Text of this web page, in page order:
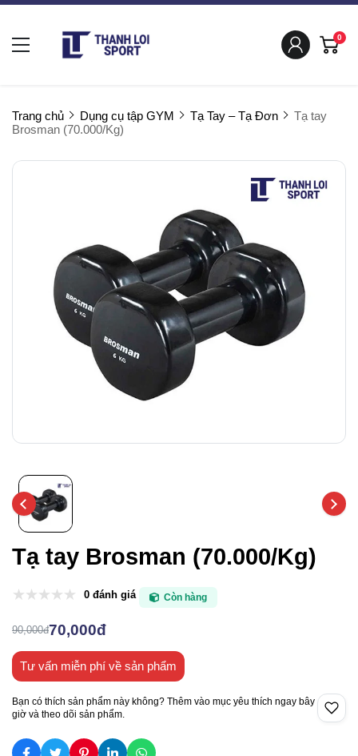
0
Trang chủ Dụng cụ tập GYM Tạ Tay – Tạ Đơn
Tạ tay
Brosman (70.000/Kg)
Tạ tay Brosman (70.000/Kg)
0 đánh giá Còn hàng
90,000đ70,000đ
Tư vấn miễn phí về sản phẩm
Bạn có thích sản phẩm này không? Thêm vào mục yêu thích ngay bây
giờ và theo dõi sản phẩm.